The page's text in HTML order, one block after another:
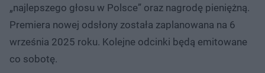
„najlepszego głosu w Polsce” oraz nagrodę pieniężną.
Premiera nowej odsłony została zaplanowana na 6
września 2025 roku. Kolejne odcinki będą emitowane
co sobotę.